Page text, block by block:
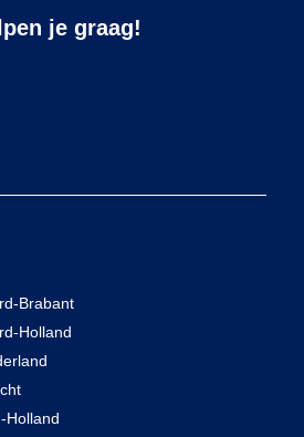
je graag!
Brabant
Holland
Holland